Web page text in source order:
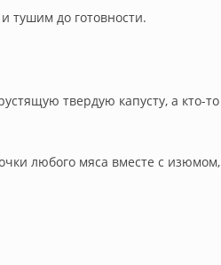
тушим до готовности.
твердую капусту, а кто-то
любого мяса вместе с изюмом,